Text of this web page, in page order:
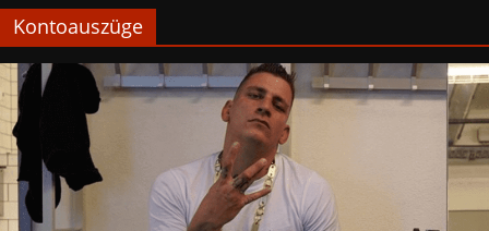
Kontoauszüge